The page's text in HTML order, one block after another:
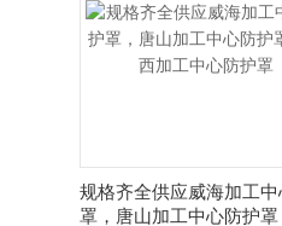
规格齐全供应威海加工
罩，唐山加工中心防护